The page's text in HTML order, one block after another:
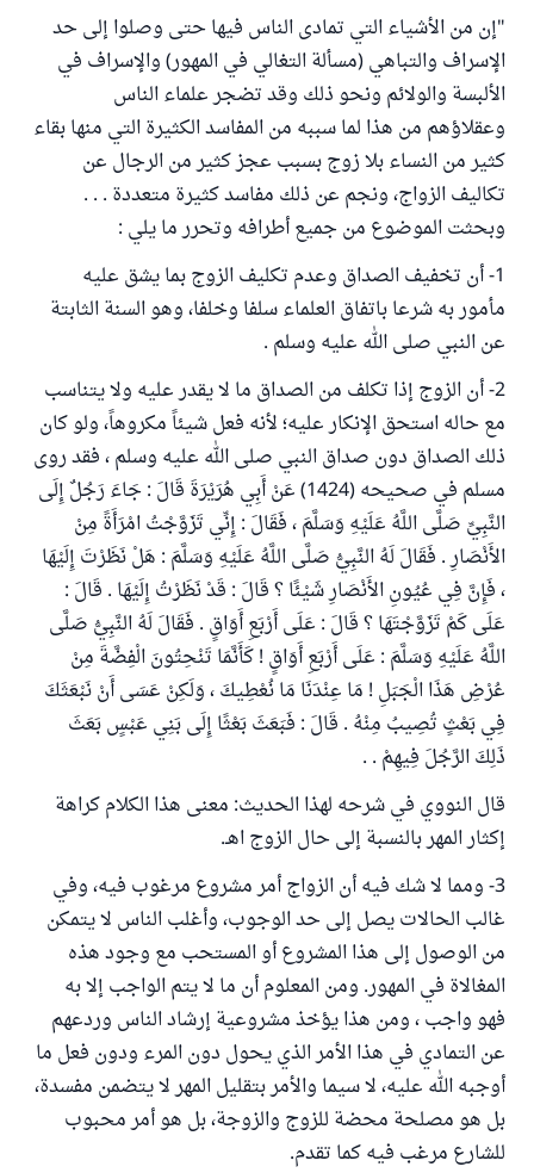
"إن من الأشياء التي تمادى الناس فيها حتى وصلوا إلى حد
الإسراف والتباهي (مسألة التغالي في المهور) والإسراف في
الألبسة والولائم ونحو ذلك وقد تضجر علماء الناس
وعقلاؤهم من هذا لما سببه من المفاسد الكثيرة التي منها بقاء
كثير من النساء بلا زوج بسبب عجز كثير من الرجال عن
تكاليف الزواج، ونجم عن ذلك مفاسد كثيرة متعددة . . .
وبحثت الموضوع من جميع أطرافه وتحرر ما يلي :
1- أن تخفيف الصداق وعدم تكليف الزوج بما يشق عليه
مأمور به شرعا باتفاق العلماء سلفا وخلفا، وهو السنة الثابتة
عن النبي صلى الله عليه وسلم .
2- أن الزوج إذا تكلف من الصداق ما لا يقدر عليه ولا يتناسب
مع حاله استحق الإنكار عليه؛ لأنه فعل شيئاً مكروهاً، ولو كان
ذلك الصداق دون صداق النبي صلى الله عليه وسلم ، فقد روى
مسلم في صحيحه (1424) عَنْ أَبِي هُرَيْرَةَ قَالَ : جَاءَ رَجُلٌ إِلَى
النَّبِيِّ صَلَّى اللَّهُ عَلَيْهِ وَسَلَّمَ ، فَقَالَ : إِنِّي تَزَوَّجْتُ امْرَأَةً مِنْ
الأَنْصَارِ . فَقَالَ لَهُ النَّبِيُّ صَلَّى اللَّهُ عَلَيْهِ وَسَلَّمَ : هَلْ نَظَرْتَ إِلَيْهَا
، فَإِنَّ فِي عُيُونِ الأَنْصَارِ شَيْئًا ؟ قَالَ : قَدْ نَظَرْتُ إِلَيْهَا . قَالَ :
عَلَى كَمْ تَزَوَّجْتَهَا ؟ قَالَ : عَلَى أَرْبَعِ أَوَاقٍ . فَقَالَ لَهُ النَّبِيُّ صَلَّى
اللَّهُ عَلَيْهِ وَسَلَّمَ : عَلَى أَرْبَعِ أَوَاقٍ ! كَأَنَّمَا تَنْحِتُونَ الْفِضَّةَ مِنْ
عُرْضِ هَذَا الْجَبَلِ ! مَا عِنْدَنَا مَا نُعْطِيكَ ، وَلَكِنْ عَسَى أَنْ نَبْعَثَكَ
فِي بَعْثٍ تُصِيبُ مِنْهُ . قَالَ : فَبَعَثَ بَعْثًا إِلَى بَنِي عَبْسٍ بَعَثَ
ذَلِكَ الرَّجُلَ فِيهِمْ . .
قال النووي في شرحه لهذا الحديث: معنى هذا الكلام كراهة
إكثار المهر بالنسبة إلى حال الزوج اهـ.
3- ومما لا شك فيه أن الزواج أمر مشروع مرغوب فيه، وفي
غالب الحالات يصل إلى حد الوجوب، وأغلب الناس لا يتمكن
من الوصول إلى هذا المشروع أو المستحب مع وجود هذه
المغالاة في المهور. ومن المعلوم أن ما لا يتم الواجب إلا به
فهو واجب ، ومن هذا يؤخذ مشروعية إرشاد الناس وردعهم
عن التمادي في هذا الأمر الذي يحول دون المرء ودون فعل ما
أوجبه الله عليه، لا سيما والأمر بتقليل المهر لا يتضمن مفسدة،
بل هو مصلحة محضة للزوج والزوجة، بل هو أمر محبوب
للشارع مرغب فيه كما تقدم.